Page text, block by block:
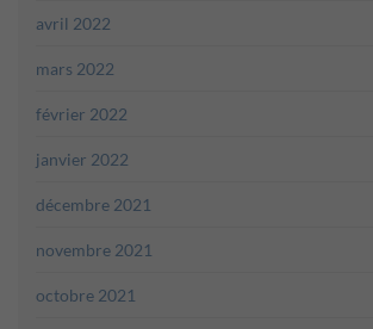
avril 2022
mars 2022
février 2022
janvier 2022
décembre 2021
novembre 2021
octobre 2021